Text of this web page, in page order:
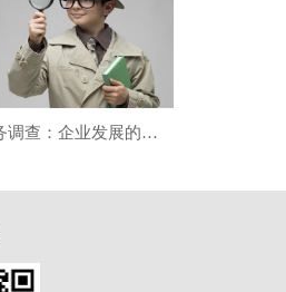
广州商务调查：企业发展的强力助推器